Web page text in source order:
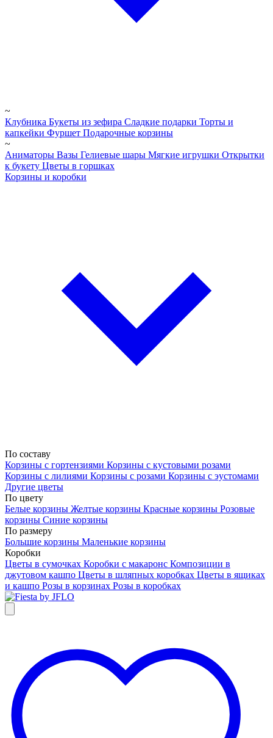
~
Клубника Букеты из зефира Сладкие подарки Торты и
капкейки Фуршет Подарочные корзины
~
Аниматоры Вазы Гелиевые шары Мягкие игрушки Открытки
к букету Цветы в горшках
Корзины и коробки
По составу
Корзины с гортензиями Корзины с кустовыми розами
Корзины с лилиями Корзины с розами Корзины с эустомами
Другие цветы
По цвету
Белые корзины Желтые корзины Красные корзины Розовые
корзины Синие корзины
По размеру
Большие корзины Маленькие корзины
Коробки
Цветы в сумочках Коробки с макаронс Композиции в
джутовом кашпо Цветы в шляпных коробках Цветы в ящиках
и кашпо Розы в корзинах Розы в коробках